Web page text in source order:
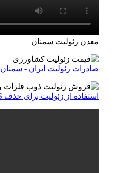
معدن زئولیت سمنان
صادرات زئولیت ایران - سمنان
استفاده از زئولیت برای حذف H₂S در کوره‌ها